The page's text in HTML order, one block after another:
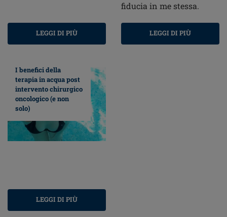
LEGGI DI PIÙ
fiducia in me stessa.
LEGGI DI PIÙ
I benefici della
terapia in acqua post
intervento chirurgico
oncologico (e non
solo)
LEGGI DI PIÙ